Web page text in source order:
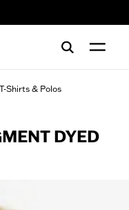
Shirts & Polos
DYED